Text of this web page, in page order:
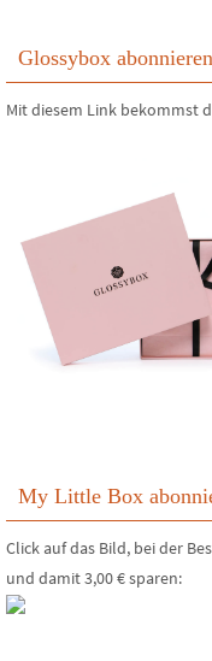
Glossybox
Mit diesem Link bekommst
My Little Box
Click auf das Bild, bei der
und damit 3,00 € sparen: